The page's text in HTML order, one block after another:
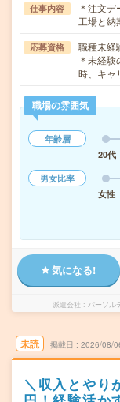
仕事内容
＊注文
工場と
応募資格
職種未経
＊未経
時、キャ
職場の雰囲気
年齢層
20代
男女比率
女性
気になる!
派遣会社 パーソル
未読 掲載日 2026/08/
＼収入とやり